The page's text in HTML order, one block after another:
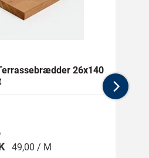
26x140
49,00 / M